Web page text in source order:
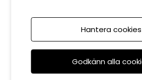
Weber
Smoque pelletsgrill - black
Hantera cookies
Godkänn alla